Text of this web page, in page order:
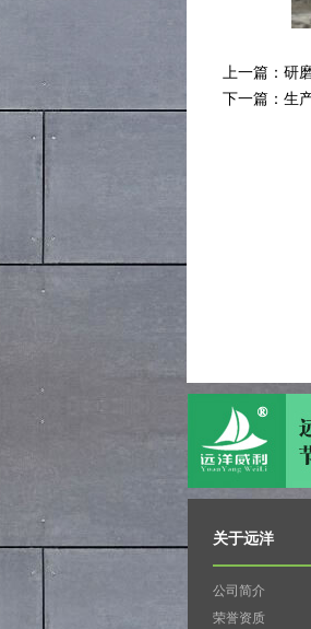
上一篇：研
下一篇：生
关于远洋
公司简介
荣誉资质